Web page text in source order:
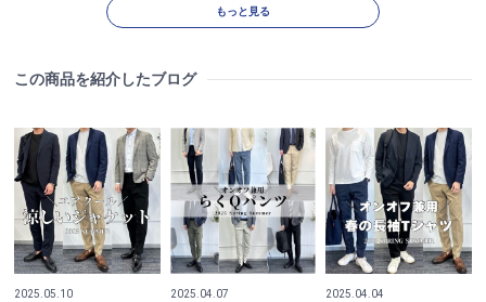
もっと見る
この商品を紹介したブログ
2025.05.10
2025.04.07
2025.04.04